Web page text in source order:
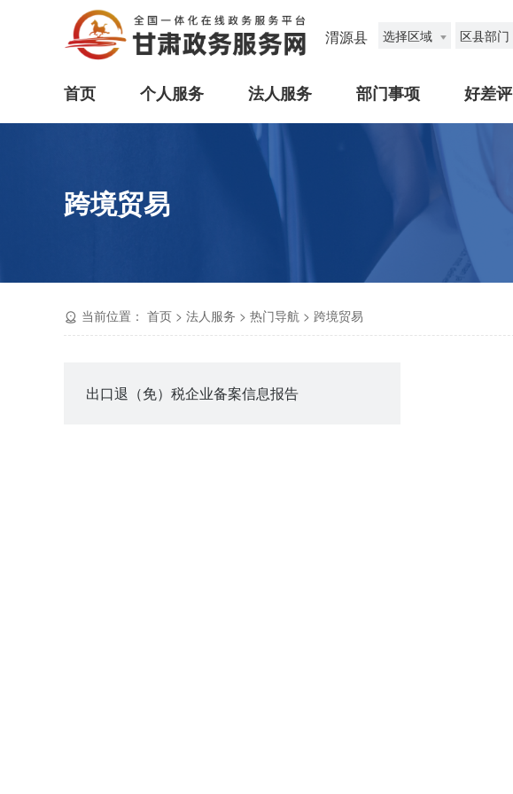
渭源县 选择区域 区县部门
首页 个人服务 法人服务 部门事项 好差评
跨境贸易
当前位置： 首页 > 法人服务 > 热门导航 > 跨境贸易
出口退（免）税企业备案信息报告